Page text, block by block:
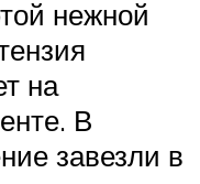
нежной
на
В
завезли в